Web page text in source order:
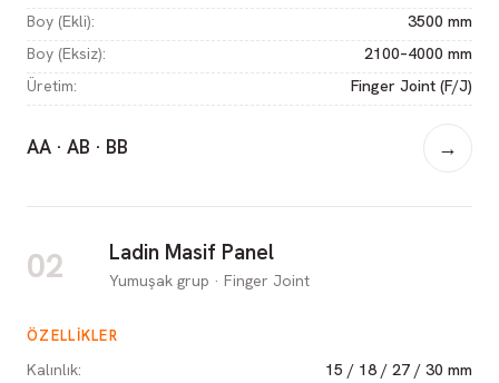
Boy (Ekli):
3500 mm
Boy (Eksiz):
2100–4000 mm
Üretim: Finger Joint (F/J)
AA · AB · BB →
02 Ladin Masif Panel
Yumuşak grup · Finger Joint
ÖZELLIKLER
Kalınlık:
15 / 18 / 27 / 30 mm